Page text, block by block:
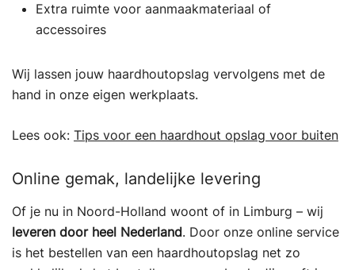
Extra ruimte voor aanmaakmateriaal of
accessoires
Wij lassen jouw haardhoutopslag vervolgens met de
hand in onze eigen werkplaats.
Lees ook: Tips voor een haardhout opslag voor buiten
Online gemak, landelijke levering
Of je nu in Noord-Holland woont of in Limburg – wij
leveren door heel Nederland. Door onze online service
is het bestellen van een haardhoutopslag net zo